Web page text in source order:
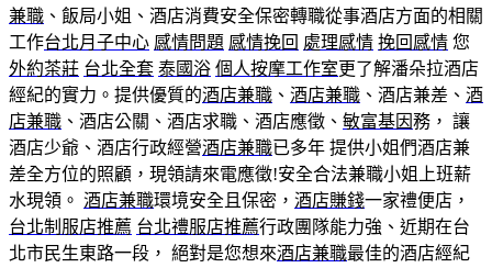
兼職 、飯局小姐、酒店消費安全保密轉職從事酒店方面的相關
工作台北月子中心 感情問題 感情挽回 處理感情 挽回感情 您
外約茶莊 台北全套 泰國浴 個人按摩工作室更了解潘朵拉酒店
經紀的實力。提供優質的酒店兼職 、 酒店兼職 、酒店兼差、 酒
店兼職 、酒店公關、酒店求職、酒店應徵、 敏富基因務， 讓
酒店少爺、酒店行政經營酒店兼職已多年 提供小姐們酒店兼
差全方位的照顧，現領請來電應徵!安全合法兼職小姐上班薪
水現領。 酒店兼職環境安全且保密， 酒店賺錢一家禮便店，
台北制服店推薦 台北禮服店推薦行政團隊能力強、近期在台
北市民生東路一段， 絕對是您想來酒店兼職最佳的酒店經紀